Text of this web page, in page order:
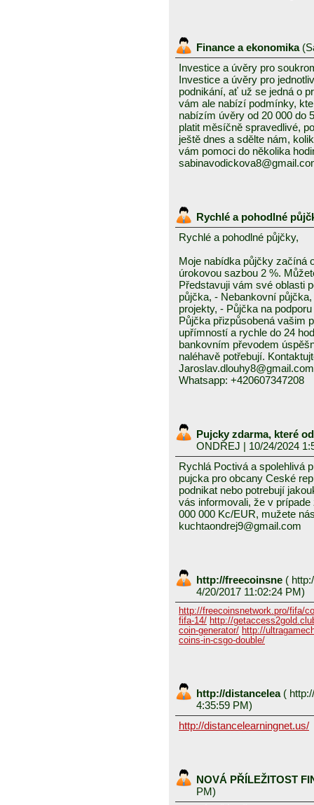
Finance a ekonomika (
Investice a úvěry pro
Investice a úvěry pro
podnikání, ať už se jedná o
vám ale nabízí podmínky,
nabízím úvěry od 20 000 do
platit měsíčně spravedlivé,
ještě dnes a sdělte nám,
vám pomoci do několika
Rychlé a pohodlné
Rychlé a pohodlné půjčky,
Moje nabídka půjčky začíná
úrokovou sazbou 2 %.
Představuji vám své oblasti
půjčka, - Nebankovní
projekty, - Půjčka na
Půjčka přizpůsobená vašim
upřímností a rychle do 24
bankovním převodem
naléhavě potřebují.
Jaroslav.dlouhy8@gmail.com
Whatsapp: +420607347208
Pujcky zdarma, které
ONDŘEJ | 10/24/2024
Rychlá Poctivá a spolehlivá
pujcka pro obcany Ceské
podnikat nebo potrebují
vás informovali, že v
000 000 Kc/EUR, mužete
kuchtaondrej9@gmail.com
http://freecoinsne (
4/20/2017 11:02:24 PM)
http://freecoinsnetwork.pro/fifa/
fifa-14/ http://
coin-generator/ http://
coins-in-csgo-double/
http://distancelea (
4:35:59 PM)
http://distancelearningnet.us/
NOVÁ PŘÍLEŽITOST
PM)